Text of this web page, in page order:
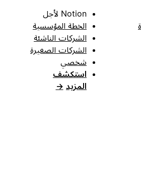
Notion لأجل
الخطة المؤسسية
الشركات الناشئة
الشركات الصغيرة
شخصي
استكشف
المزيد →